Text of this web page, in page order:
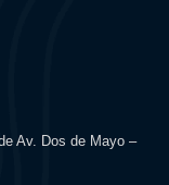
Av. Dos de Mayo –